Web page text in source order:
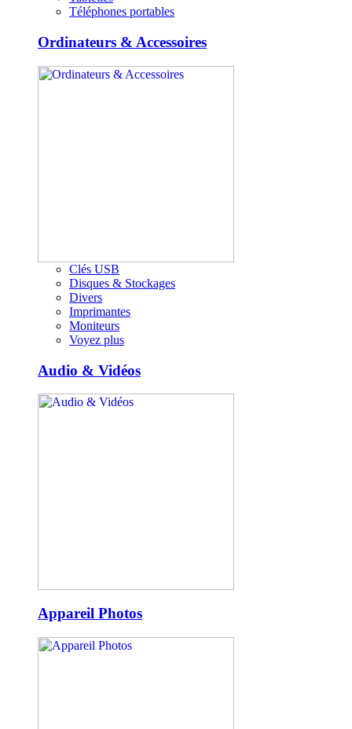
Téléphones portables
Ordinateurs & Accessoires
Clés USB
Disques & Stockages
Divers
Imprimantes
Moniteurs
Voyez plus
Audio & Vidéos
Appareil Photos